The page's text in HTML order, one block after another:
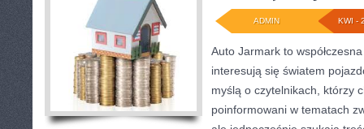
KWI -
ADMIN
Auto Jarmark to
interesują się światem
myślą o czytelnikach, którzy
poinformowani w tematach